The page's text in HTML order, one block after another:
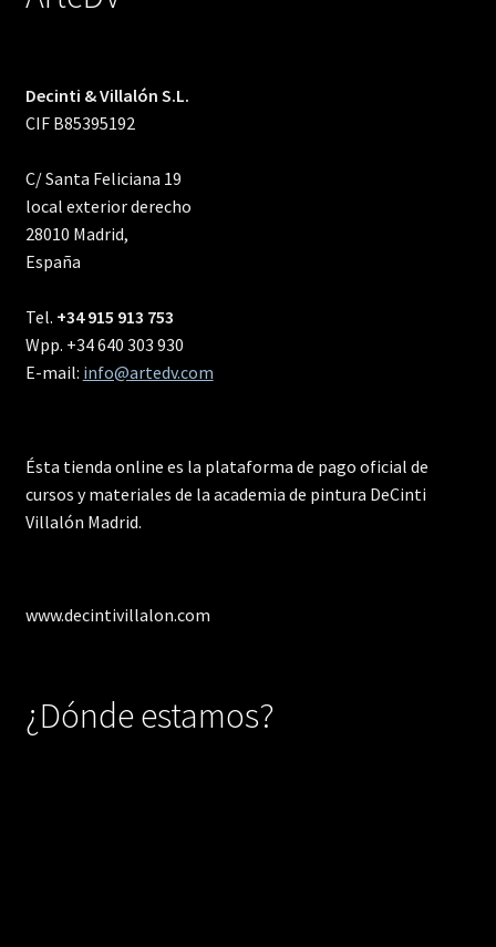
Decinti & Villalón S.L.
CIF B85395192
C/ Santa Feliciana 19
local exterior derecho
28010 Madrid,
España
Tel. +34 915 913 753
Wpp. +34 640 303 930
E-mail: info@artedv.com
Ésta tienda online es la plataforma de pago oficial de
cursos y materiales de la academia de pintura DeCinti
Villalón Madrid.
www.decintivillalon.com
¿Dónde estamos?